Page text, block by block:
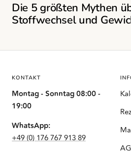
Die 5 größten Mythen
Stoffwechsel und
KONTAKT
Montag - Sonntag 08:00 -
19:00
WhatsApp:
+49 (0) 176 767 913 89